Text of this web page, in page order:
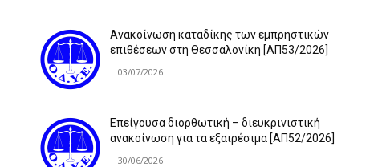
Ανακοίνωση καταδίκης των εμπρηστικών
επιθέσεων στη Θεσσαλονίκη [ΑΠ53/2026]
03/07/2026
Επείγουσα διορθωτική – διευκρινιστική
ανακοίνωση για τα εξαιρέσιμα [ΑΠ52/2026]
30/06/2026